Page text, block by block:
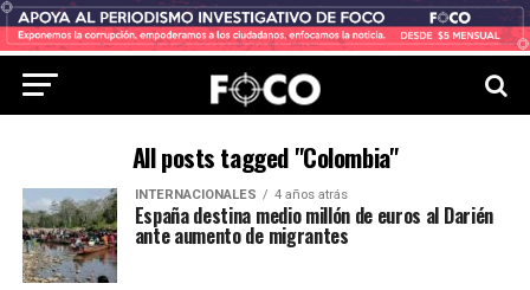
All posts tagged "Colombia"
INTERNACIONALES 4 años atrás
España destina medio millón de euros al Darién
ante aumento de migrantes